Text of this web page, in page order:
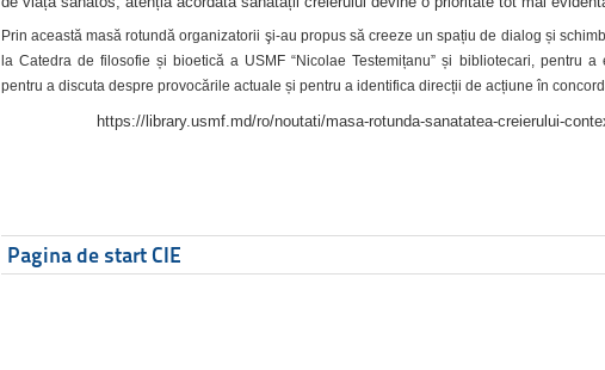
Prin această masă rotundă organizatorii şi-au propus să creeze un spațiu de dialog și
la Catedra de filosofie și bioetică a USMF “Nicolae Testemițanu” și bibliotecari, pentru
pentru a discuta despre provocările actuale și pentru a identifica direcții de acțiune în
https://library.usmf.md/ro/noutati/masa-rotunda-sanatatea-creierului-
Pagina de start CIE